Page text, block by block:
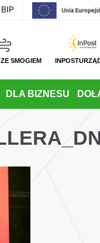
czcionki
BIP
SMOGIEM
DLA BIZNESU